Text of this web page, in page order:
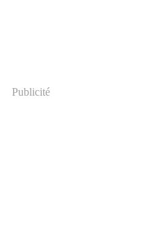
Publicité